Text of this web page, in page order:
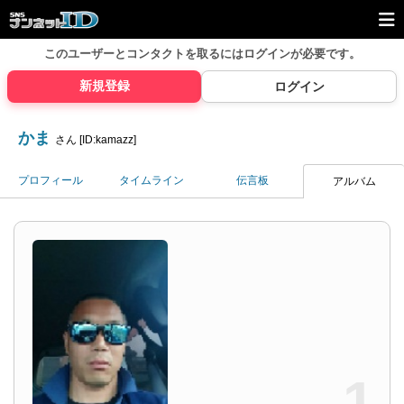
このユーザーとコンタクトを取るにはログインが必要です。
新規登録 ログイン
かま さん [ID:kamazz]
プロフィール タイムライン 伝言板 アルバム